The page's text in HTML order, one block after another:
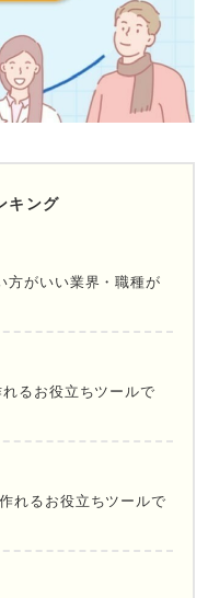
キング
方がいい業界・職種が
るお役立ちツールで
れるお役立ちツールで